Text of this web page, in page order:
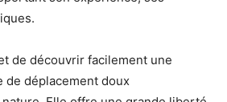
de découvrir facilement une
de déplacement doux